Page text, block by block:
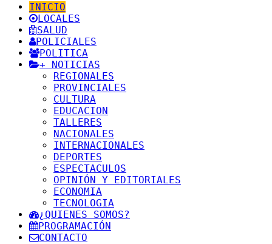
INICIO
LOCALES
SALUD
POLICIALES
POLITICA
+ NOTICIAS
REGIONALES
PROVINCIALES
CULTURA
EDUCACION
TALLERES
NACIONALES
INTERNACIONALES
DEPORTES
ESPECTACULOS
OPINIÓN Y EDITORIALES
ECONOMIA
TECNOLOGIA
¿QUIENES SOMOS?
PROGRAMACIÓN
CONTACTO